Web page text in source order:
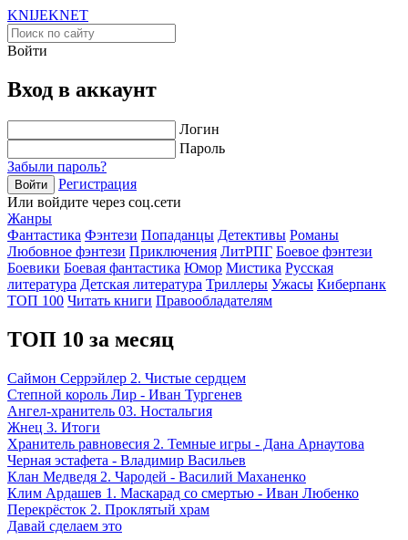
KNIJEKNET
Войти
Вход в аккаунт
Логин
Пароль
Забыли пароль?
Войти
Регистрация
Или войдите через соц.сети
Жанры
Фантастика Фэнтези Попаданцы Детективы Романы
Любовное фэнтези Приключения ЛитРПГ Боевое фэнтези
Боевики Боевая фантастика Юмор Мистика Русская
литература Детская литература Триллеры Ужасы Киберпанк
ТОП 100 Читать книги Правообладателям
ТОП 10 за месяц
Саймон Серрэйлер 2. Чистые сердцем
Степной король Лир - Иван Тургенев
Ангел-хранитель 03. Ностальгия
Жнец 3. Итоги
Хранитель равновесия 2. Темные игры - Дана Арнаутова
Черная эстафета - Владимир Васильев
Клан Медведя 2. Чародей - Василий Маханенко
Клим Ардашев 1. Маскарад со смертью - Иван Любенко
Перекрёсток 2. Проклятый храм
Давай сделаем это